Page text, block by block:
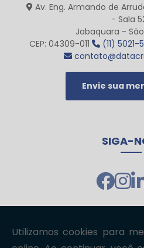
Av. Eng. Armando de
- Sala
Jabaquara -
CEP: 04309-011
(11) 5021-
Envie sua
SIGA-
Copyright © datacriticalTI.
W3C
W3C